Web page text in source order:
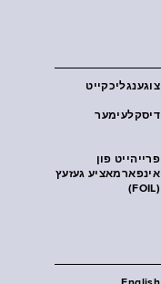
צוגענגליכקייט
דיסקלעימער
פרייהייט פון
אינפארמאציע געזעץ
(FOIL)